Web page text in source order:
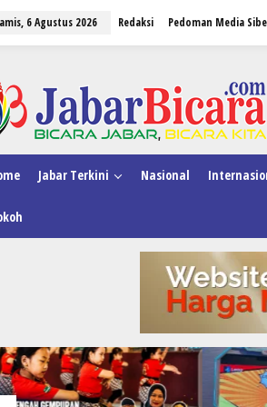
6 Agustus 2026 Redaksi Pedoman Media
Jabar Terkini Nasional